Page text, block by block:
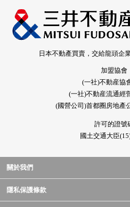
日本不動產買賣，交給龍頭企
加盟協會
(一社)不動産協
(一社)不動産流通經
(國營公司)首都圈房地產
許可的證號
國土交通大臣
關於我們
隱私保護條款